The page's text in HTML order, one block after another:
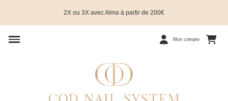
2X ou 3X avec Alma à partir de 200€
Mon compte